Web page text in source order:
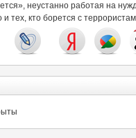
неустанно работая на
и тех, кто борется с